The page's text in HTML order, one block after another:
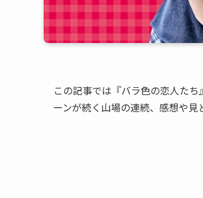
この記事では『バラ色の恋人た
ーンが続く山場の連続、感想や見